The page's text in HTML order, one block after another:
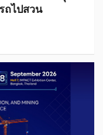
ถไปสวน